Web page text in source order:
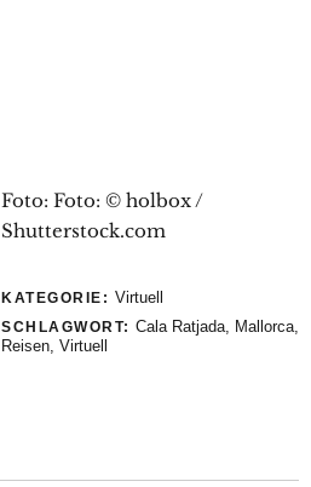
Foto: Foto: © holbox /
Shutterstock.com
KATEGORIE: Virtuell
SCHLAGWORT: Cala Ratjada, Mallorca,
Reisen, Virtuell